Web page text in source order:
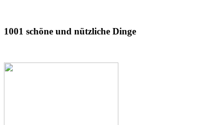
1001 schöne und nützliche Dinge